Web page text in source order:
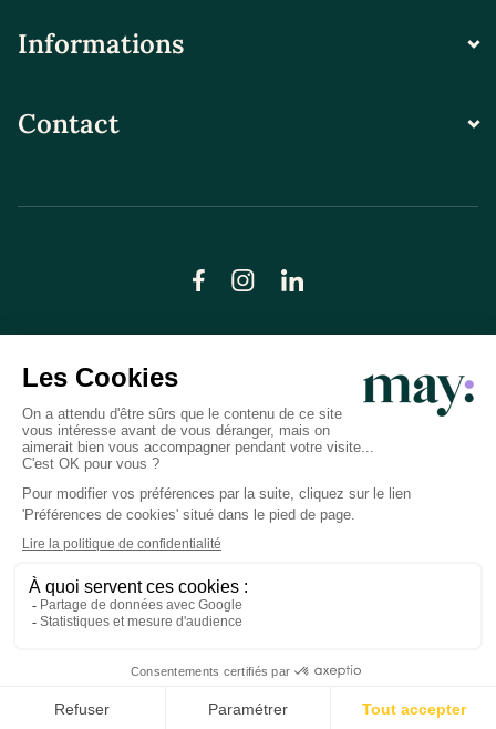
Informations
Contact
© LN CARE 2026
Politique de confidentialité
Conditions générales d’utilisation
Plan du site
Crédits photos